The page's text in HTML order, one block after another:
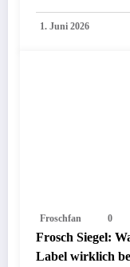
1. Juni 2026
Froschfan 0
Frosch Siegel:
Label wirklich